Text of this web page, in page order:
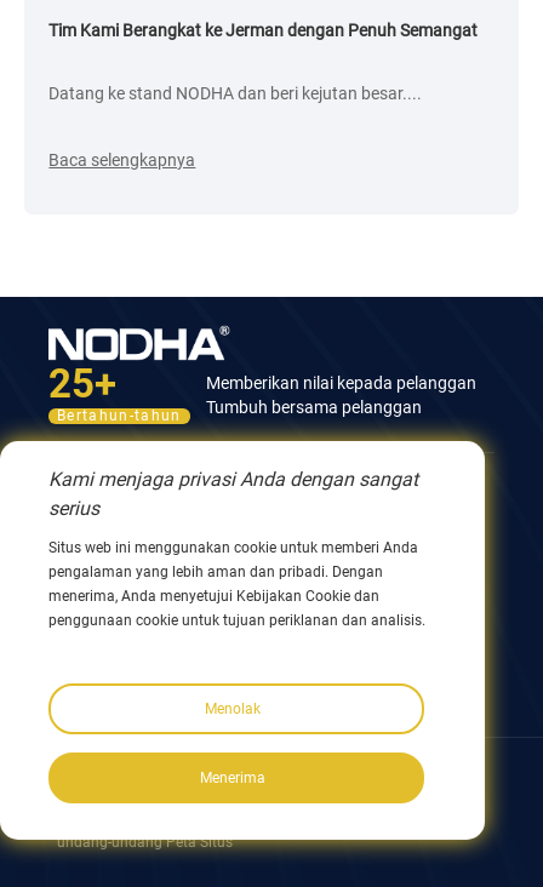
Tim Kami Berangkat ke Jerman dengan Penuh Semangat
Datang ke stand NODHA dan beri kejutan besar....
Baca selengkapnya
25+
Bertahun-tahun
Memberikan nilai kepada pelanggan
Tumbuh bersama pelanggan
Hubungi kami
Gedung ke-12, No.9 Xingyang Road, Wuxi 214082,
JiangSu, Tiongkok
Telepon 0086 510 8580 8562
Telepon 0086 152 5144 1199
Ikuti kami:
undang-undang Peta Situs
Kami menjaga privasi Anda dengan sangat
serius
Situs web ini menggunakan cookie untuk memberi Anda
pengalaman yang lebih aman dan pribadi. Dengan
menerima, Anda menyetujui Kebijakan Cookie dan
penggunaan cookie untuk tujuan periklanan dan analisis.
Menolak
Menerima